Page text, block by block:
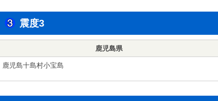
震度3
鹿児島県
鹿児島十島村小宝島